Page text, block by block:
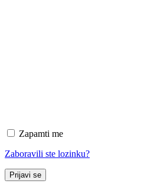
Zapamti me
Zaboravili ste lozinku?
Prijavi se